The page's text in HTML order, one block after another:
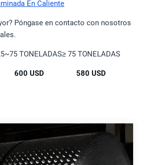
En Caliente
Póngase en contacto con nosotros
TONELADAS
600 USD
≥ 75 TONELADAS
580 USD